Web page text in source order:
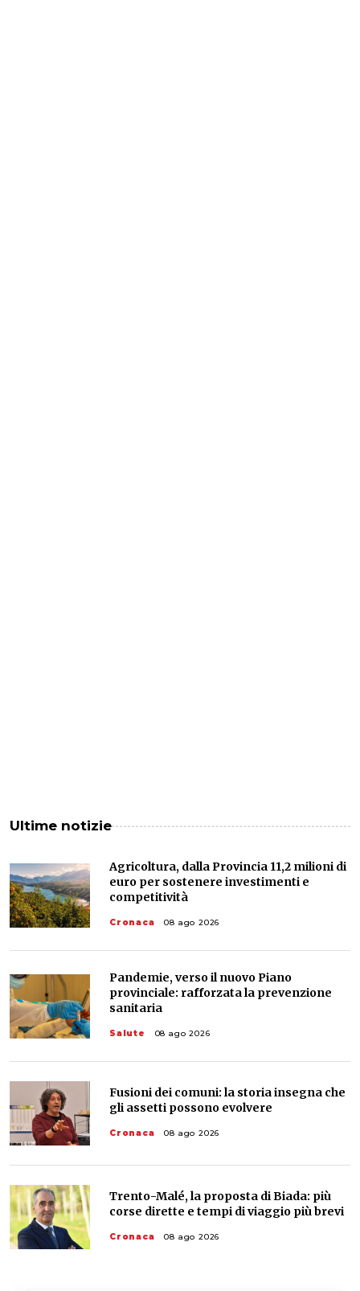
Ultime notizie
Agricoltura, dalla Provincia 11,2 milioni di
euro per sostenere investimenti e
competitività
Cronaca 08 ago 2026
Pandemie, verso il nuovo Piano
provinciale: rafforzata la prevenzione
sanitaria
Salute 08 ago 2026
Fusioni dei comuni: la storia insegna che
gli assetti possono evolvere
Cronaca 08 ago 2026
Trento-Malé, la proposta di Biada: più
corse dirette e tempi di viaggio più brevi
Cronaca 08 ago 2026